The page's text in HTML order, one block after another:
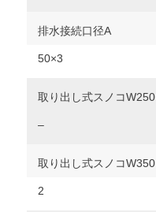
排水接続口径A
50×3
取り出し式スノコW250
–
取り出し式スノコW350
2